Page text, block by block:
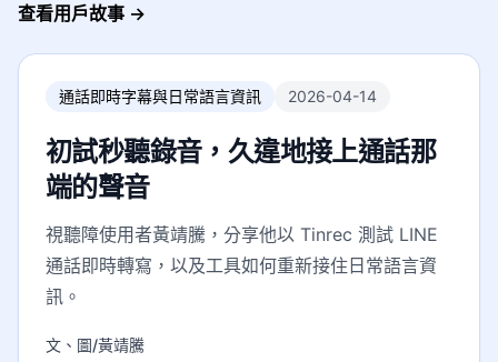
查看用戶故事 →
通話即時字幕與日常語言資訊 2026-04-14
初試秒聽錄音，久違地接上通話那
端的聲音
視聽障使用者黃靖騰，分享他以 Tinrec 測試 LINE
通話即時轉寫，以及工具如何重新接住日常語言資
訊。
文、圖/黃靖騰